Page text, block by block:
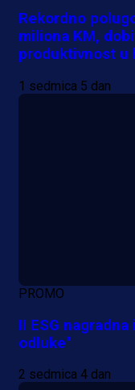
Rekordno
miliona KM,
produktivnost u
1 sedmica 5 dan
PROMO
II ESG
odluke"
2 sedmica 4 dan